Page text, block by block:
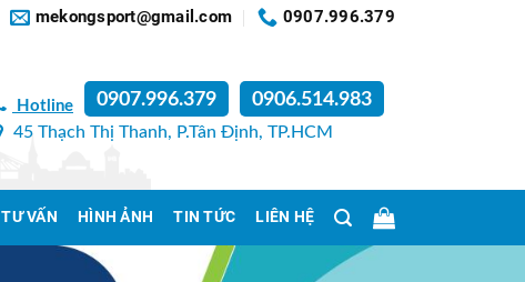
mekongsport@gmail.com 0907.996.379
Hotline 0907.996.379 0906.514.983
45 Thạch Thị Thanh, P.Tân Định, TP.HCM
TƯ VẤN HÌNH ẢNH TIN TỨC LIÊN HỆ